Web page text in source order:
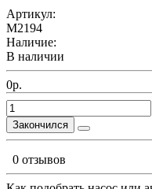
Артикул:
М2194
Наличие:
В наличии
0р.
Закончился
0 отзывов